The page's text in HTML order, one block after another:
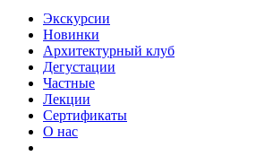
Экскурсии
Новинки
Архитектурный клуб
Дегустации
Частные
Лекции
Сертификаты
О нас